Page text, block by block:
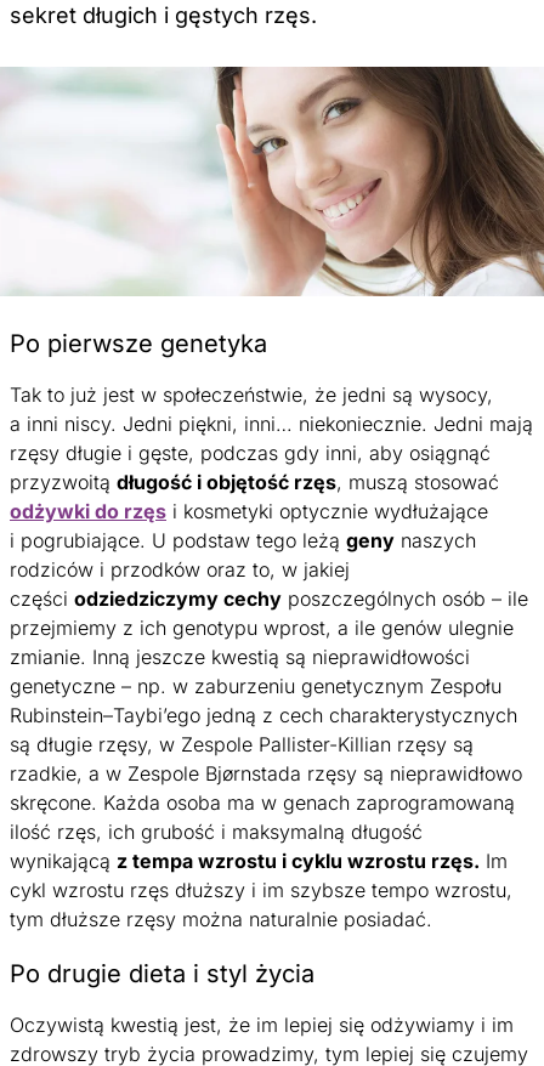
sekret długich i gęstych rzęs.
Po pierwsze genetyka
Tak to już jest w społeczeństwie, że jedni są wysocy,
a inni niscy. Jedni piękni, inni… niekoniecznie. Jedni mają
rzęsy długie i gęste, podczas gdy inni, aby osiągnąć
przyzwoitą długość i objętość rzęs, muszą stosować
odżywki do rzęs i kosmetyki optycznie wydłużające
i pogrubiające. U podstaw tego leżą geny naszych
rodziców i przodków oraz to, w jakiej
części odziedziczymy cechy poszczególnych osób – ile
przejmiemy z ich genotypu wprost, a ile genów ulegnie
zmianie. Inną jeszcze kwestią są nieprawidłowości
genetyczne – np. w zaburzeniu genetycznym Zespołu
Rubinstein–Taybi’ego jedną z cech charakterystycznych
są długie rzęsy, w Zespole Pallister-Killian rzęsy są
rzadkie, a w Zespole Bjørnstada rzęsy są nieprawidłowo
skręcone. Każda osoba ma w genach zaprogramowaną
ilość rzęs, ich grubość i maksymalną długość
wynikającą z tempa wzrostu i cyklu wzrostu rzęs. Im
cykl wzrostu rzęs dłuższy i im szybsze tempo wzrostu,
tym dłuższe rzęsy można naturalnie posiadać.
Po drugie dieta i styl życia
Oczywistą kwestią jest, że im lepiej się odżywiamy i im
zdrowszy tryb życia prowadzimy, tym lepiej się czujemy